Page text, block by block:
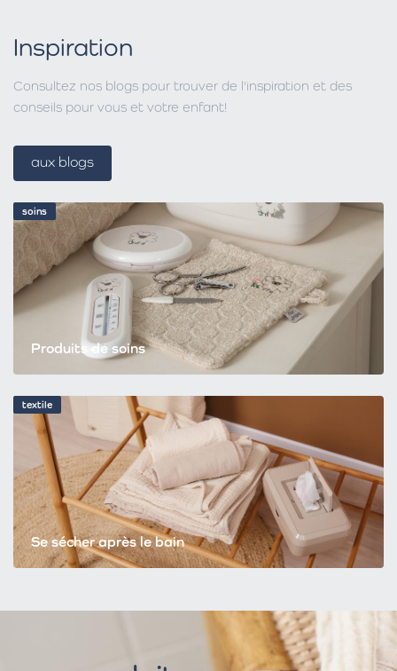
soins
Produits de soins
textile
Se sécher après le bain
Inspiration
Consultez nos blogs pour trouver de l'inspiration et des
conseils pour vous et votre enfant!
aux blogs